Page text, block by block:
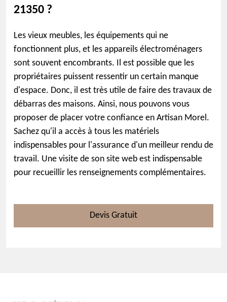
21350 ?
Les vieux meubles, les équipements qui ne
fonctionnent plus, et les appareils électroménagers
sont souvent encombrants. Il est possible que les
propriétaires puissent ressentir un certain manque
d'espace. Donc, il est très utile de faire des travaux de
débarras des maisons. Ainsi, nous pouvons vous
proposer de placer votre confiance en Artisan Morel.
Sachez qu'il a accès à tous les matériels
indispensables pour l'assurance d'un meilleur rendu de
travail. Une visite de son site web est indispensable
pour recueillir les renseignements complémentaires.
Devis Gratuit